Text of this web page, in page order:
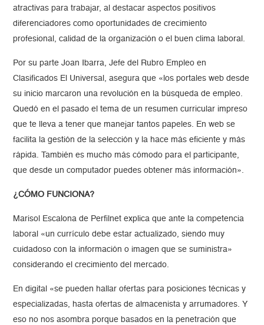
atractivas para trabajar, al destacar aspectos positivos
diferenciadores como oportunidades de crecimiento
profesional, calidad de la organización o el buen clima laboral.
Por su parte Joan Ibarra, Jefe del Rubro Empleo en
Clasificados El Universal, asegura que «los portales web desde
su inicio marcaron una revolución en la búsqueda de empleo.
Quedó en el pasado el tema de un resumen curricular impreso
que te lleva a tener que manejar tantos papeles. En web se
facilita la gestión de la selección y la hace más eficiente y más
rápida. También es mucho más cómodo para el participante,
que desde un computador puedes obtener más información».
¿CÓMO FUNCIONA?
Marisol Escalona de Perfilnet explica que ante la competencia
laboral «un currículo debe estar actualizado, siendo muy
cuidadoso con la información o imagen que se suministra»
considerando el crecimiento del mercado.
En digital «se pueden hallar ofertas para posiciones técnicas y
especializadas, hasta ofertas de almacenista y arrumadores. Y
eso no nos asombra porque basados en la penetración que